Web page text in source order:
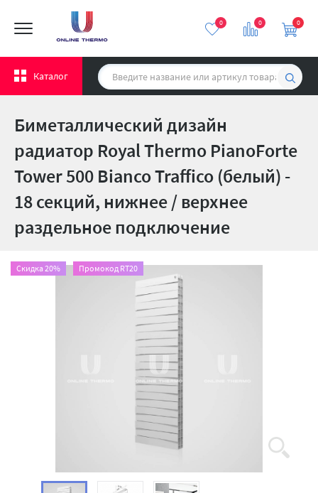
0 0
Каталог
0
Биметаллический дизайн
радиатор Royal Thermo PianoForte
Tower 500 Bianco Traffico (белый) -
18 секций, нижнее / верхнее
раздельное подключение
Скидка 20% Промокод RT20